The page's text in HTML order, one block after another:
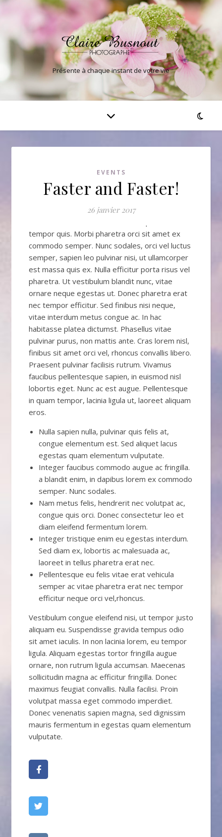
Présente à chaque instant de votre vie
EVENTS
Faster and Faster!
26 janvier 2017
tempor quis. Morbi pharetra orci sit amet ex
commodo semper. Nunc sodales, orci vel luctus
semper, sapien leo pulvinar nisi, ut ullamcorper
est massa quis ex. Nulla efficitur porta risus vel
pharetra. Ut vestibulum blandit nunc, vitae
ornare neque egestas ut. Donec pharetra erat
nec tempor efficitur. Sed finibus nisi neque,
vitae interdum metus congue ac. In hac
habitasse platea dictumst. Phasellus vitae
pulvinar purus, non mattis ante. Cras lorem nisl,
finibus sit amet orci vel, rhoncus convallis libero.
Praesent pulvinar facilisis rutrum. Vivamus
faucibus pellentesque sapien, in euismod nisl
lobortis eget. Nunc ac est augue. Pellentesque
in quam tempor, lacinia ligula ut, laoreet aliquam
eros.
Nulla sapien nulla, pulvinar quis felis at,
congue elementum est. Sed aliquet lacus
egestas quam elementum vulputate.
Integer faucibus commodo augue ac fringilla.
a blandit enim, in dapibus lorem ex commodo
semper. Nunc sodales.
Nam metus felis, hendrerit nec volutpat ac,
congue quis orci. Donec consectetur leo et
diam eleifend fermentum lorem.
Integer tristique enim eu egestas interdum.
Sed diam ex, lobortis ac malesuada ac,
laoreet in tellus pharetra erat nec.
Pellentesque eu felis vitae erat vehicula
semper ac vitae pharetra erat nec tempor
efficitur neque orci vel,rhoncus.
Vestibulum congue eleifend nisi, ut tempor justo
aliquam eu. Suspendisse gravida tempus odio
sit amet iaculis. In non lacinia lorem, eu tempor
ligula. Aliquam egestas tortor fringilla augue
ornare, non rutrum ligula accumsan. Maecenas
sollicitudin magna ac efficitur fringilla. Donec
maximus feugiat convallis. Nulla facilisi. Proin
volutpat massa eget commodo imperdiet.
Donec venenatis sapien magna, sed dignissim
mauris fermentum in egestas quam elementum
vulputate.